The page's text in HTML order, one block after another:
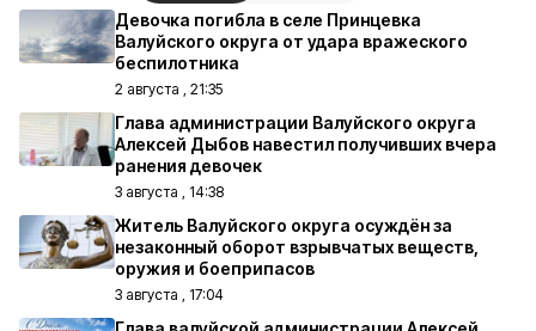
Девочка погибла в селе Принцевка
Валуйского округа от удара вражеского
беспилотника
2 августа , 21:35
Глава администрации Валуйского округа
Алексей Дыбов навестил получивших вчера
ранения девочек
3 августа , 14:38
Житель Валуйского округа осуждён за
незаконный оборот взрывчатых веществ,
оружия и боеприпасов
3 августа , 17:04